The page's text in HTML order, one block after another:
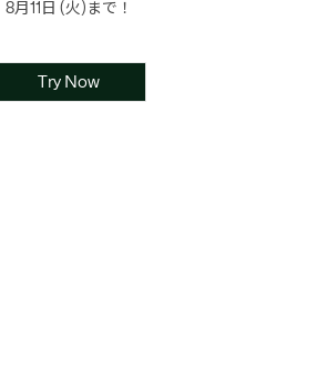
8月11日 (火)まで！
Try Now